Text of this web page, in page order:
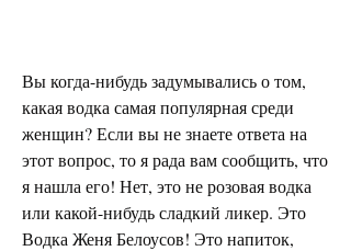
Вы когда-нибудь задумывались о том,
какая водка самая популярная среди
женщин? Если вы не знаете ответа на
этот вопрос, то я рада вам сообщить, что
я нашла его! Нет, это не розовая водка
или какой-нибудь сладкий ликер. Это
Водка Женя Белоусов! Это напиток,